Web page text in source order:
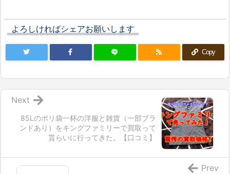
よろしければシェアお願いします
Copy
85Lのポリ袋一杯の洋服と雑貨（一部ブラ
ンドあり）をキングファミリーで買取って
貰らいに行ってきた。【口コミ】
Next
Prev